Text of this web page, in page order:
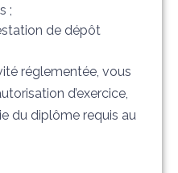
;
de dépôt
réglementée, vous
d’exercice,
du diplôme requis au